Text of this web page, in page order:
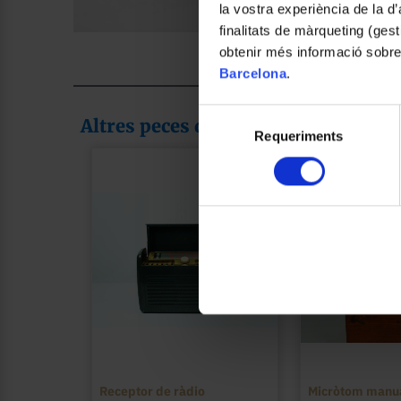
la vostra experiència de la
finalitats de màrqueting
obtenir més informació
Barcelona.
de
Requeriments
Foto: Claudia León Mas
Altres peces de la col·lecció
Receptor de ràdio
Micròtom